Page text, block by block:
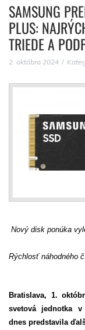
SAMSUNG
PLUS:
TRIEDE A
2. októbra 2024
Nový disk ponúka
Rýchlosť náhodného
Bratislava, 1.
svetová jednotka
dnes predstavila